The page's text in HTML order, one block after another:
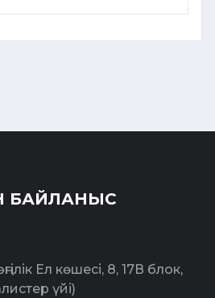
БАЙЛАНЫС
Ел көшесі, 8, 17В блок,
үйі)